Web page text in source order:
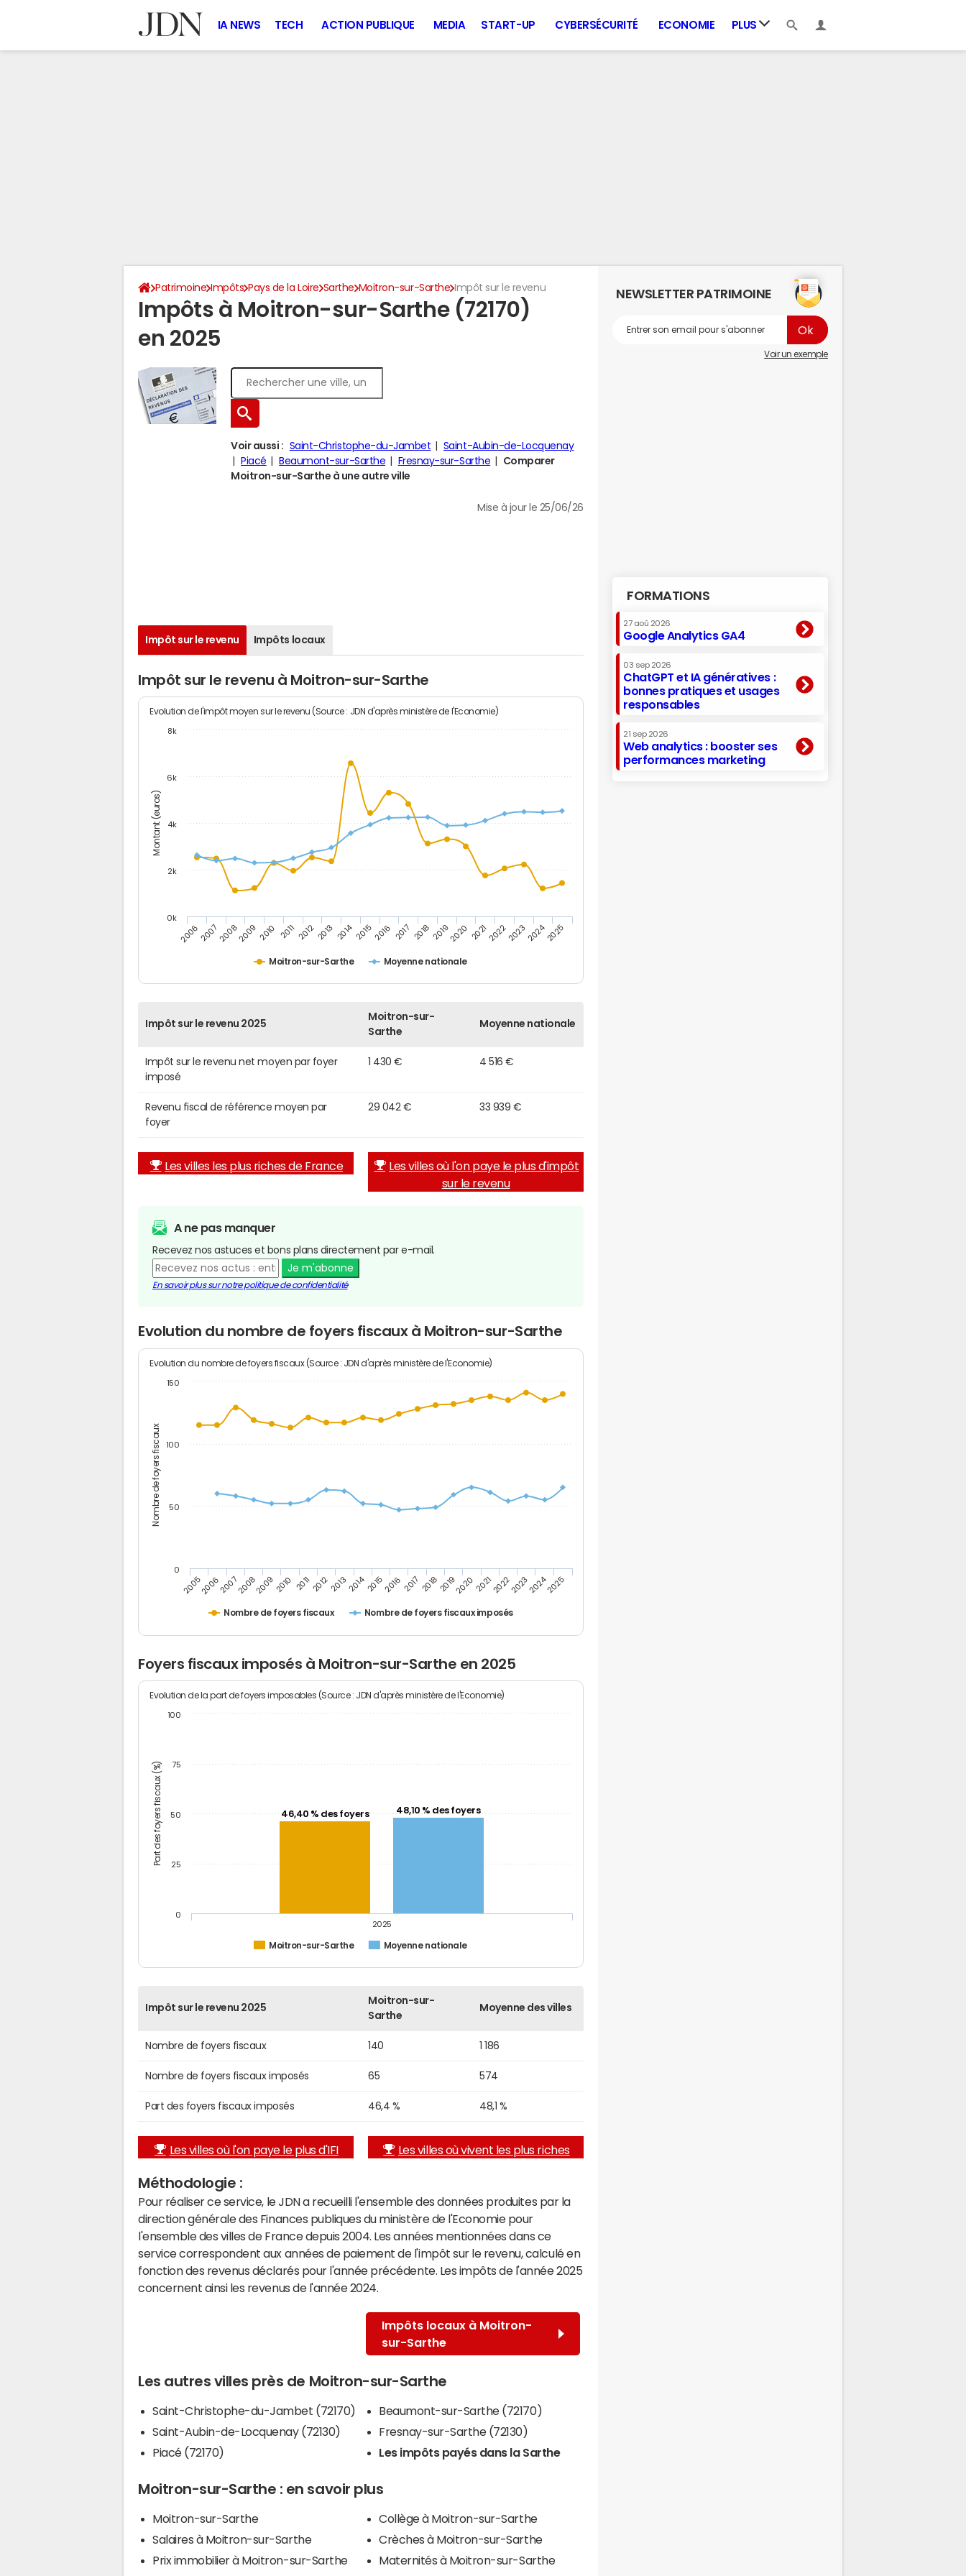
IA NEWS TECH ACTION PUBLIQUE MEDIA START-UP CYBERSÉCURITÉ ECONOMIE PLUS
Patrimoine Impôts Pays de la Loire Sarthe Moitron-sur-Sarthe Impôt sur le revenu
Impôts à Moitron-sur-Sarthe (72170)
en 2025
Voir aussi : Saint-Christophe-du-Jambet
Saint-Aubin-de-Locquenay
Piacé
Beaumont-sur-Sarthe Fresnay-sur-Sarthe
Comparer
Moitron-sur-Sarthe à une autre ville
Mise à jour le 25/06/26
Impôt sur le revenu Impôts locaux
Impôt sur le revenu à Moitron-sur-Sarthe
Montant (euros)
Evolution de l'impôt moyen sur le revenu (Source : JDN d'après ministère de l'Economie)
Moitron-sur-Sarthe Moyenne nationale
20062007200820092010 2011 20122013 201420152016 2017 201820192020 20212022202320242025
0k
2k
4k
6k
8k
Impôt sur le revenu 2025
Moitron-sur-
Sarthe
Moyenne nationale
Impôt sur le revenu net moyen par foyer
imposé
1 430 € 4 516 €
Revenu fiscal de référence moyen par
foyer
29 042 € 33 939 €
Les villes les plus riches de France
Les villes où l'on paye le plus d'impôt
sur le revenu
A ne pas manquer
Recevez nos astuces et bons plans directement par e-mail.
Je m'abonne
En savoir plus sur notre politique de confidentialité
Evolution du nombre de foyers fiscaux à Moitron-sur-Sarthe
Nombre de foyers fiscaux
Evolution du nombre de foyers fiscaux (Source : JDN d'après ministère de l'Economie)
Nombre de foyers fiscaux Nombre de foyers fiscaux imposés
200520062007200820092010 201120122013201420152016 2017 20182019202020212022202320242025
0
50
100
150
Foyers fiscaux imposés à Moitron-sur-Sarthe en 2025
Part des foyers fiscaux (%)
Evolution de la part de foyers imposables (Source : JDN d'après ministère de l'Economie)
46,40 % des foyers 48,10 % des foyers
Moitron-sur-Sarthe Moyenne nationale
2025
0
25
50
75
100
Impôt sur le revenu 2025
Moitron-sur-
Sarthe
Moyenne des villes
Nombre de foyers fiscaux 140 1 186
Nombre de foyers fiscaux imposés 65 574
Part des foyers fiscaux imposés 46,4 % 48,1 %
Les villes où l'on paye le plus d'IFI Les villes où vivent les plus riches
Méthodologie :
Pour réaliser ce service, le JDN a recueilli l'ensemble des données produites par la
direction générale des Finances publiques du ministère de l'Economie pour
l'ensemble des villes de France depuis 2004. Les années mentionnées dans ce
service correspondent aux années de paiement de l'impôt sur le revenu, calculé en
fonction des revenus déclarés pour l'année précédente. Les impôts de l'année 2025
concernent ainsi les revenus de l'année 2024.
Impôts locaux à Moitron-
sur-Sarthe
Les autres villes près de Moitron-sur-Sarthe
Saint-Christophe-du-Jambet (72170)
Saint-Aubin-de-Locquenay (72130)
Piacé (72170)
Beaumont-sur-Sarthe (72170)
Fresnay-sur-Sarthe (72130)
Les impôts payés dans la Sarthe
Moitron-sur-Sarthe : en savoir plus
Moitron-sur-Sarthe
Salaires à Moitron-sur-Sarthe
Prix immobilier à Moitron-sur-Sarthe
Collège à Moitron-sur-Sarthe
Crèches à Moitron-sur-Sarthe
Maternités à Moitron-sur-Sarthe
NEWSLETTER PATRIMOINE
Voir un exemple
FORMATIONS
27 aoû 2026
Google Analytics GA4
03 sep 2026
ChatGPT et IA génératives :
bonnes pratiques et usages
responsables
21 sep 2026
Web analytics : booster ses
performances marketing